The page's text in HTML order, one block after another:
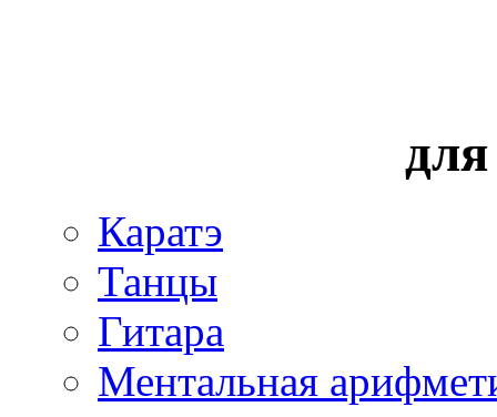
Каратэ
Танцы
Гитара
Ментальная